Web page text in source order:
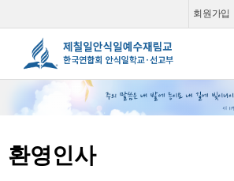
회원가입
소그룹 동영상
환영인사